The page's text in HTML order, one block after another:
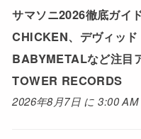
サマソニ2026徹底ガ
CHICKEN、デヴィッド
BABYMETALなど注
TOWER RECORDS
2026年8月7日 に 3:00